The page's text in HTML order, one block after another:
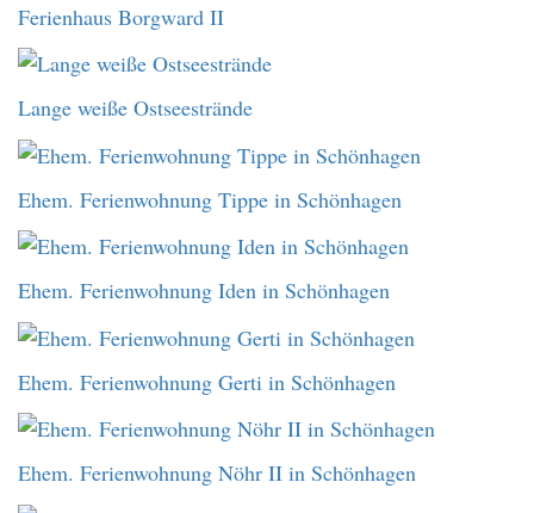
Ferienhaus Borgward II
Lange weiße Ostseestrände
Ehem. Ferienwohnung Tippe in Schönhagen
Ehem. Ferienwohnung Iden in Schönhagen
Ehem. Ferienwohnung Gerti in Schönhagen
Ehem. Ferienwohnung Nöhr II in Schönhagen